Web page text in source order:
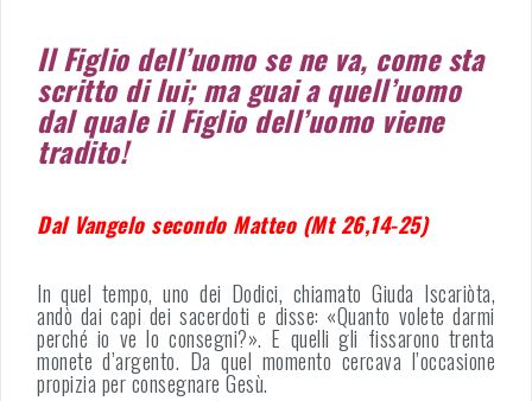
Il Figlio dell’uomo se ne va, come sta
scritto di lui; ma guai a quell’uomo
dal quale il Figlio dell’uomo viene
tradito!
Dal Vangelo secondo Matteo (Mt 26,14-25)
In quel tempo, uno dei Dodici, chiamato Giuda Iscariòta,
andò dai capi dei sacerdoti e disse: «Quanto volete darmi
perché io ve lo consegni?». E quelli gli fissarono trenta
monete d’argento. Da quel momento cercava l’occasione
propizia per consegnare Gesù.